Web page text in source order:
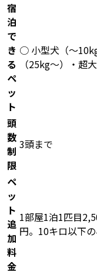
宿
泊
で
き
る
ペ
ッ
ト
○ 小型犬（〜
（25kg〜）・超
頭
数
制
限
3頭まで
ペ
ッ
ト
追
加
料
金
1部屋1泊1匹目
円。10キロ以下